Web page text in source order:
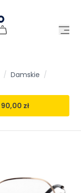
/ Damskie /
90,00 zł